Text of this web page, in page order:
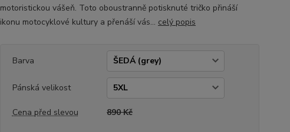
motoristickou vášeň. Toto oboustranně potisknuté tričko přináší
ikonu motocyklové kultury a přenáší vás... celý popis
Barva
Pánská velikost
Cena před slevou 890 Kč